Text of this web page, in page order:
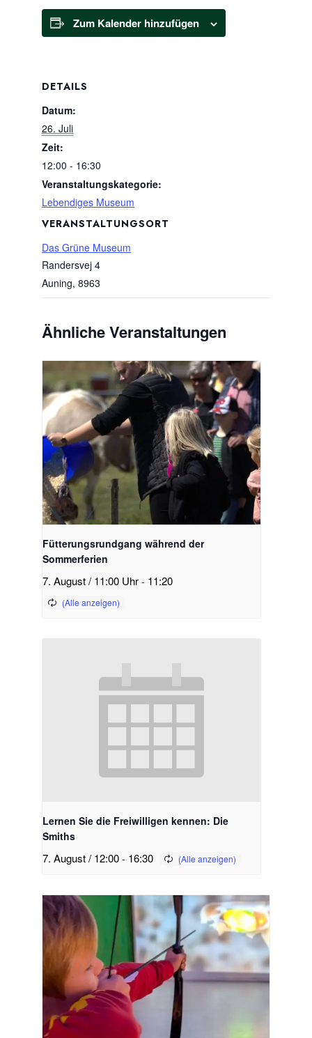
Zum Kalender hinzufügen
DETAILS
Datum:
26. Juli
Zeit:
12:00 - 16:30
Veranstaltungskategorie:
Lebendiges Museum
VERANSTALTUNGSORT
Das Grüne Museum
Randersvej 4
Auning, 8963
Ähnliche Veranstaltungen
Fütterungsrundgang während der
Sommerferien
7. August / 11:00 Uhr- 11:20
Lernen Sie die Freiwilligen kennen: Die
Smiths
7. August / 12:00- 16:30